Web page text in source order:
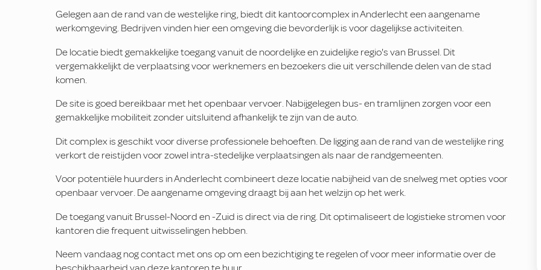
Gelegen aan de rand van de westelijke ring, biedt dit kantoorcomplex in Anderlecht een aangename
werkomgeving. Bedrijven vinden hier een omgeving die bevorderlijk is voor dagelijkse activiteiten.
De locatie biedt gemakkelijke toegang vanuit de noordelijke en zuidelijke regio's van Brussel. Dit
vergemakkelijkt de verplaatsing voor werknemers en bezoekers die uit verschillende delen van de stad
komen.
De site is goed bereikbaar met het openbaar vervoer. Nabijgelegen bus- en tramlijnen zorgen voor een
gemakkelijke mobiliteit zonder uitsluitend afhankelijk te zijn van de auto.
Dit complex is geschikt voor diverse professionele behoeften. De ligging aan de rand van de westelijke ring
verkort de reistijden voor zowel intra-stedelijke verplaatsingen als naar de randgemeenten.
Voor potentiële huurders in Anderlecht combineert deze locatie nabijheid van de snelweg met opties voor
openbaar vervoer. De aangename omgeving draagt bij aan het welzijn op het werk.
De toegang vanuit Brussel-Noord en -Zuid is direct via de ring. Dit optimaliseert de logistieke stromen voor
kantoren die frequent uitwisselingen hebben.
Neem vandaag nog contact met ons op om een bezichtiging te regelen of voor meer informatie over de